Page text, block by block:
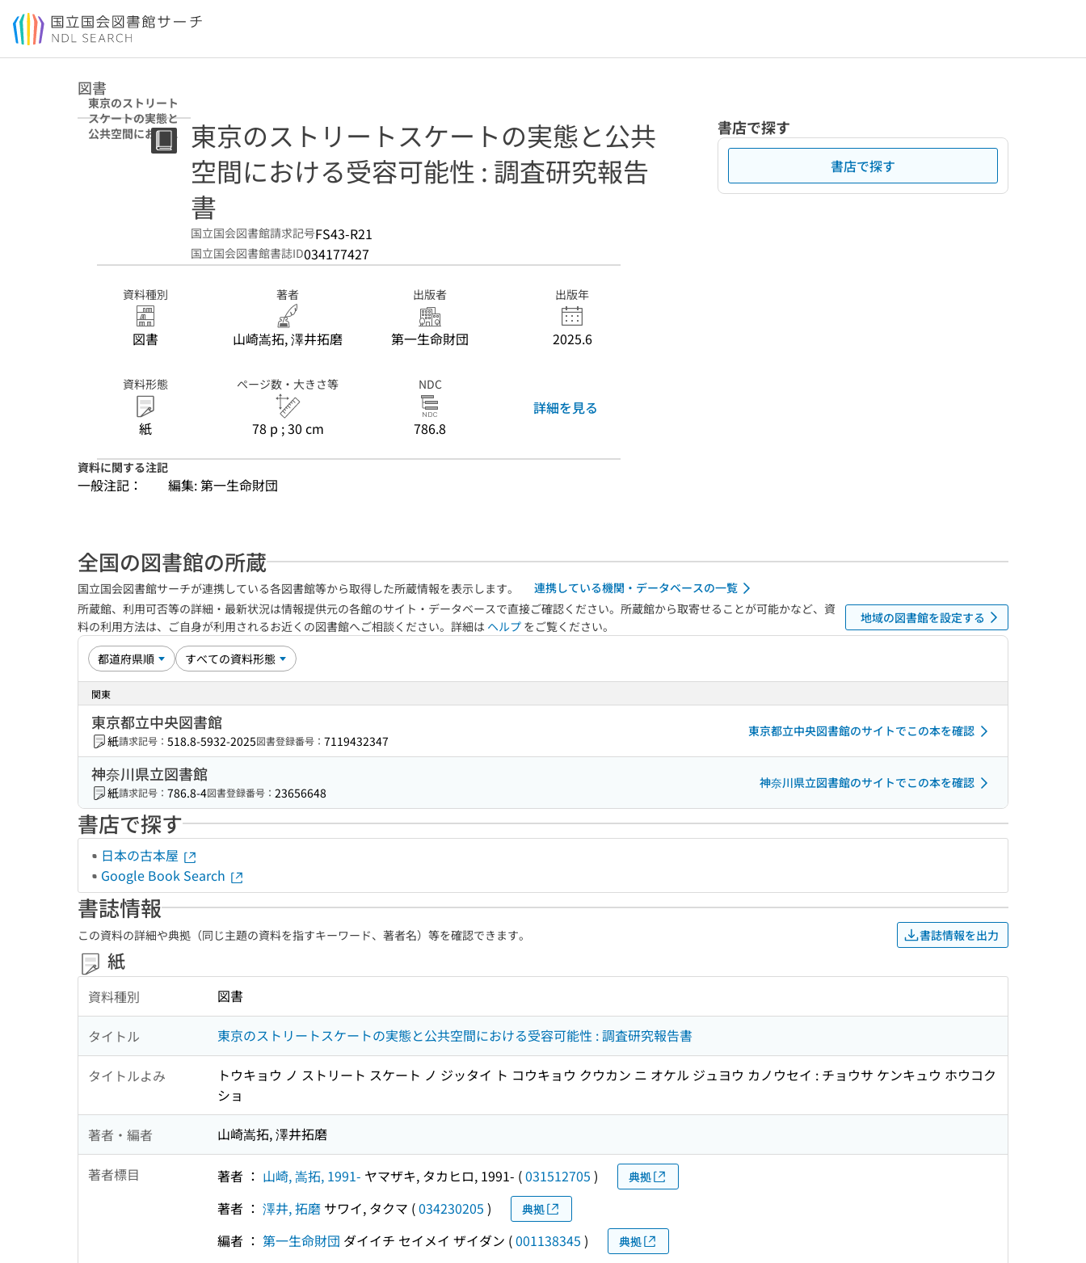
本文へ移動
図書
東京のストリート
スケートの実態と
公共空間における
受容可能性 : 調査
東京のストリートスケートの実態と公共
空間における受容可能性 : 調査研究報告
書
国立国会図書館請求記号FS43-R21
国立国会図書館書誌ID034177427
資料種別
図書
著者
山崎嵩拓, 澤井拓磨
出版者
第一生命財団
出版年
2025.6
資料形態
紙
ページ数・大きさ等
78 p ; 30 cm
NDC
786.8
詳細を見る
資料に関する注記
一般注記： 編集: 第一生命財団
書店で探す
書店で探す
全国の図書館の所蔵
国立国会図書館サーチが連携している各図書館等から取得した所蔵情報を表示します。
連携している機関・データベースの一覧
所蔵館、利用可否等の詳細・最新状況は情報提供元の各館のサイト・データベースで直接ご確認ください。所蔵館から取寄せることが可能かなど、資
料の利用方法は、ご自身が利用されるお近くの図書館へご相談ください。詳細は ヘルプ をご覧ください。
地域の図書館を設定する
関東
東京都立中央図書館
紙請求記号： 518.8-5932-2025図書登録番号： 7119432347
東京都立中央図書館のサイトでこの本を確認
神奈川県立図書館
紙請求記号： 786.8-4図書登録番号： 23656648
神奈川県立図書館のサイトでこの本を確認
書店で探す
日本の古本屋
Google Book Search
書誌情報
この資料の詳細や典拠（同じ主題の資料を指すキーワード、著者名）等を確認できます。 書誌情報を出力
紙
資料種別 図書
タイトル 東京のストリートスケートの実態と公共空間における受容可能性 : 調査研究報告書
タイトルよみ
トウキョウ ノ ストリート スケート ノ ジッタイ ト コウキョウ クウカン ニ オケル ジュヨウ カノウセイ : チョウサ ケンキュウ ホウコク
ショ
著者・編者 山崎嵩拓, 澤井拓磨
著者標目 著者 ： 山崎, 嵩拓, 1991- ヤマザキ, タカヒロ, 1991- (031512705 ) 典拠
著者 ： 澤井, 拓磨 サワイ, タクマ (034230205 ) 典拠
編者 ： 第一生命財団 ダイイチ セイメイ ザイダン (001138345 ) 典拠